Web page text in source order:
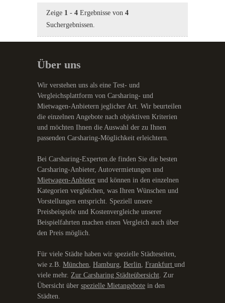
Zeige 1 - 4 Ergebnisse von 4
Suchergebnissen.
Über uns
Wir verstehen uns als eine Test- und
Vergleichsplattform von Carsharing- und
Mietwagen-Anbietern jeglicher Art. Wir beurteilen
die einzelnen Angebote nach objektiven Kriterien
und möchten Ihnen die Auswahl der zu Ihnen
passenden Carsharing-Möglichkeit erleichtern.
Bei Carsharing-Experten.de finden Sie die besten
Carsharing-Anbieter, Autovermietungen und
Mietwagen-Anbieter und können in den einzelnen
Kategorien vergleichen, was Ihren Wünschen und
Vorstellungen entspricht. Speziell unsere
Preisbeispiele und Kostenvergleiche unserer
Beispielfahrten machen einen Vergleich auch über
den Preis möglich.
Für viele Städte haben wir spezielle Städteseiten,
wie z.B. München Hamburg Berlin Frankfurt und
viele mehr. Zur Carsharing Städteübersicht . Zur
Übersicht über spezielle Mietangebote in den
Städten.